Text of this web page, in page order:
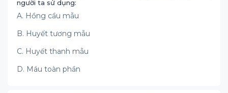
người ta sử dụng:
A. Hồng cầu mẫu
B. Huyết tương mẫu
C. Huyết thanh mẫu
D. Máu toàn phần